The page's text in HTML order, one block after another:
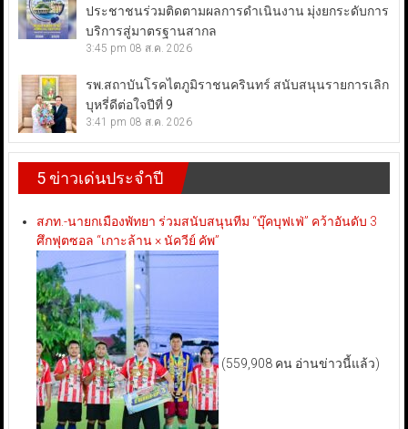
ประชาชนร่วมติดตามผลการดำเนินงาน มุ่งยกระดับการ
บริการสู่มาตรฐานสากล
3:45 pm 08 ส.ค. 2026
รพ.สถาบันโรคไตภูมิราชนครินทร์ สนับสนุนรายการเลิก
บุหรี่ดีต่อใจปีที่ 9
3:41 pm 08 ส.ค. 2026
5 ข่าวเด่นประจำปี
สภท.-นายกเมืองพัทยา ร่วมสนับสนุนทีม “บุ๊คบุฟเฟ่” คว้าอันดับ 3
ศึกฟุตซอล “เกาะล้าน × นัควีย์ คัพ”
(559,908 คน อ่านข่าวนี้แล้ว)